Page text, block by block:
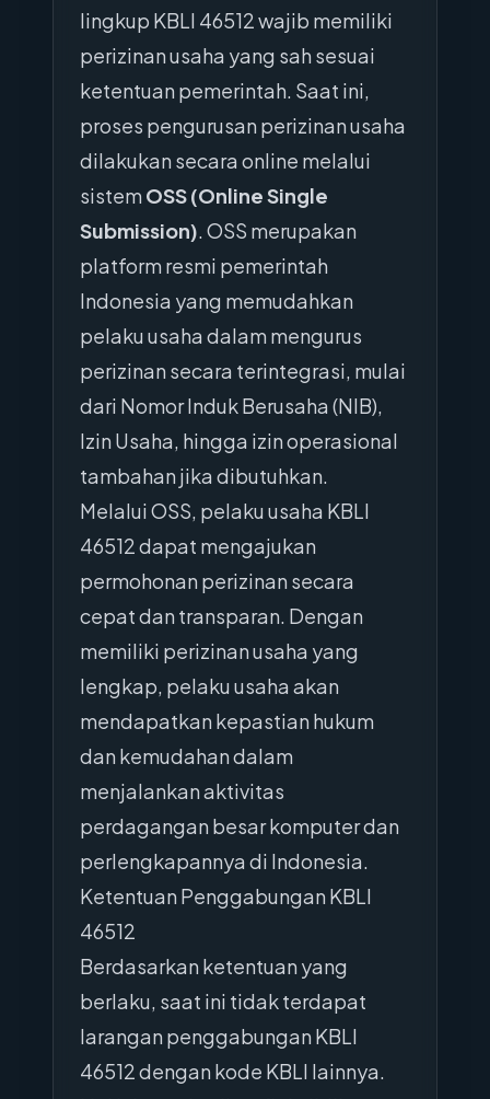
lingkup KBLI 46512 wajib memiliki
perizinan usaha yang sah sesuai
ketentuan pemerintah. Saat ini,
proses pengurusan perizinan usaha
dilakukan secara online melalui
sistem OSS (Online Single
Submission). OSS merupakan
platform resmi pemerintah
Indonesia yang memudahkan
pelaku usaha dalam mengurus
perizinan secara terintegrasi, mulai
dari Nomor Induk Berusaha (NIB),
Izin Usaha, hingga izin operasional
tambahan jika dibutuhkan.
Melalui OSS, pelaku usaha KBLI
46512 dapat mengajukan
permohonan perizinan secara
cepat dan transparan. Dengan
memiliki perizinan usaha yang
lengkap, pelaku usaha akan
mendapatkan kepastian hukum
dan kemudahan dalam
menjalankan aktivitas
perdagangan besar komputer dan
perlengkapannya di Indonesia.
Ketentuan Penggabungan KBLI
46512
Berdasarkan ketentuan yang
berlaku, saat ini tidak terdapat
larangan penggabungan KBLI
46512 dengan kode KBLI lainnya.